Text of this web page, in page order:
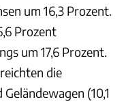
um 16,3 Prozent.
Prozent
um 17,6 Prozent.
die
(10,1